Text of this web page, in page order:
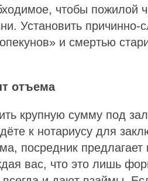
чтобы пожилой
Установить причинно-
и смертью
отъема
крупную сумму под
к нотариусу для
посредник предлагает
вас, что это лишь